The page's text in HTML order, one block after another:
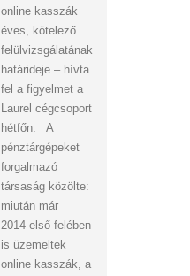
online kasszák
éves, kötelező
felülvizsgálatának
határideje – hívta
fel a figyelmet a
Laurel cégcsoport
hétfőn. A
pénztárgépeket
forgalmazó
társaság közölte:
miután már
2014 első felében
is üzemeltek
online kasszák, a